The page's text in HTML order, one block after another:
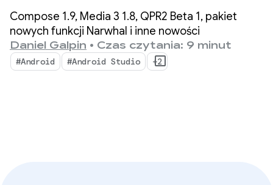
Compose 1.9, Media 3 1.8, QPR2 Beta 1, pakiet
nowych funkcji Narwhal i inne nowości
Daniel Galpin • Czas czytania: 9 minut
#Android #Android Studio +2